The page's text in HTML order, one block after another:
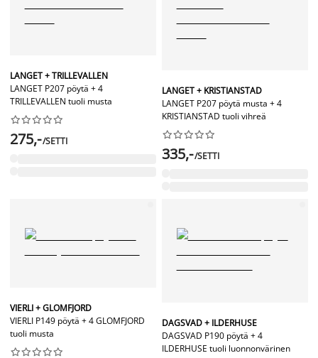
LANGET + TRILLEVALLEN
LANGET P207 pöytä + 4
TRILLEVALLEN tuoli musta






275,-/SETTI
LANGET + KRISTIANSTAD
LANGET P207 pöytä musta + 4
KRISTIANSTAD tuoli vihreä






335,-/SETTI
VIERLI + GLOMFJORD
VIERLI P149 pöytä + 4 GLOMFJORD
tuoli musta






DAGSVAD + ILDERHUSE
DAGSVAD P190 pöytä + 4
ILDERHUSE tuoli luonnonvärinen